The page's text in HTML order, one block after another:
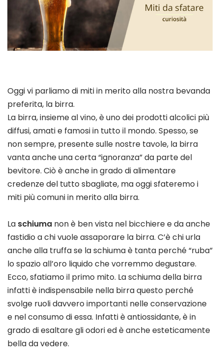
Oggi vi parliamo di miti in merito alla nostra bevanda
preferita, la birra.
La birra, insieme al vino, è uno dei prodotti alcolici più
diffusi, amati e famosi in tutto il mondo. Spesso, se
non sempre, presente sulle nostre tavole, la birra
vanta anche una certa “ignoranza” da parte del
bevitore. Ciò è anche in grado di alimentare
credenze del tutto sbagliate, ma oggi sfateremo i
miti più comuni in merito alla birra.
La schiuma non è ben vista nel bicchiere e da anche
fastidio a chi vuole assaporare la birra. C’è chi urla
anche alla truffa se la schiuma è tanta perché “ruba”
lo spazio all’oro liquido che vorremmo degustare.
Ecco, sfatiamo il primo mito. La schiuma della birra
infatti è indispensabile nella birra questo perché
svolge ruoli davvero importanti nelle conservazione
e nel consumo di essa. Infatti è antiossidante, è in
grado di esaltare gli odori ed è anche esteticamente
bella da vedere.